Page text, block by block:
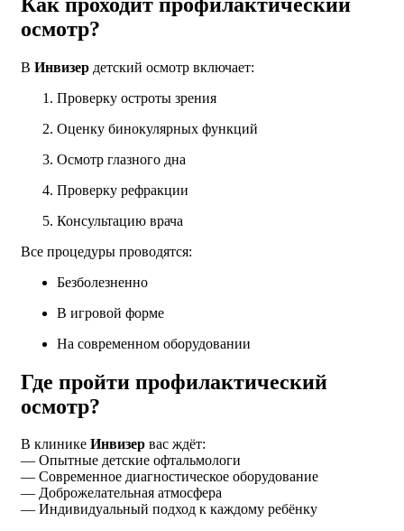
осмотр?
В Инвизер детский осмотр включает:
Проверку остроты зрения
Оценку бинокулярных функций
Осмотр глазного дна
Проверку рефракции
Консультацию врача
Все процедуры проводятся:
Безболезненно
В игровой форме
На современном оборудовании
Где пройти профилактический
осмотр?
В клинике Инвизер вас ждёт:
— Опытные детские офтальмологи
— Современное диагностическое оборудование
— Доброжелательная атмосфера
— Индивидуальный подход к каждому ребёнку